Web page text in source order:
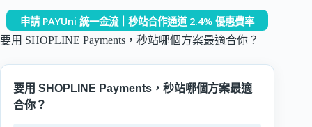
申請 PAYUni 統一金流｜秒站合作通道 2.4% 優惠費率
要用 SHOPLINE Payments，秒站哪個方案最適合你？
要用 SHOPLINE Payments，秒站哪個方案最適
合你？